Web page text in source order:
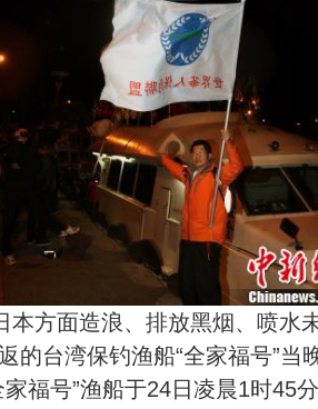
方面造浪、排放黑烟、喷水
的台湾保钓渔船“全家福号”当
福号”渔船于24日凌晨1时45